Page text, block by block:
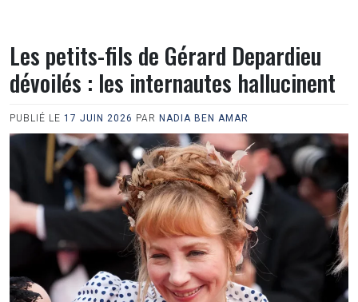
Les petits-fils de Gérard Depardieu
dévoilés : les internautes hallucinent
PUBLIÉ LE 17 JUIN 2026 PAR NADIA BEN AMAR